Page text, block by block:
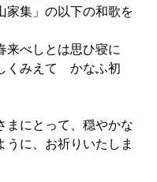
家集」の以下の和歌を
来べしとは思ひ寝に
えて　かなふ初
まにとって、穏やかな
うに、お祈りいたしま